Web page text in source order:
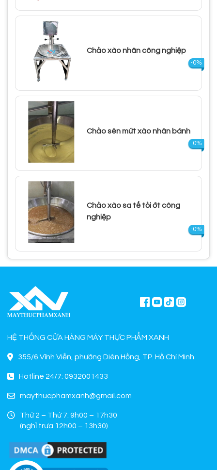
Chảo xào nhân công nghiệp
-0%
Chảo sên mứt xào nhân bánh
-0%
Chảo xào sa tế tỏi ớt công
nghiệp
-0%
HỆ THỐNG CỬA HÀNG MÁY THỰC PHẨM XANH
355/6 Vĩnh Viễn, phường Diên Hồng, TP. Hồ Chí Minh
Hotline 24/7: 0932001433
maythucphamxanh@gmail.com
Thứ 2 – Thứ 7: 9h00 – 17h30
(nghỉ trưa 12h00 – 13h30)